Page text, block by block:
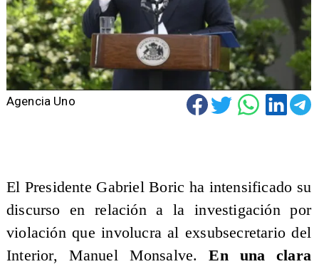
Agencia Uno
El Presidente Gabriel Boric ha intensificado su
discurso en relación a la investigación por
violación que involucra al exsubsecretario del
Interior, Manuel Monsalve.
En una clara